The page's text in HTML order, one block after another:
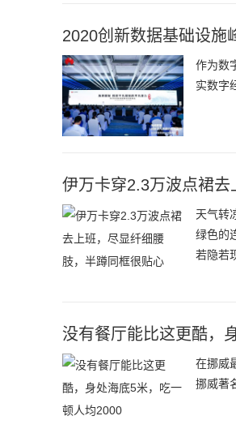
2020创新数据基础设施
作为数
实数字
伊万卡穿2.3万波点裙
天气转
绿色的
若隐若
没有餐厅能比这更酷，
在挪威
挪威著